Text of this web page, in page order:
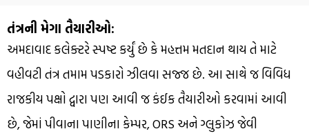
તંત્રની મેગા તૈયારીઓ:
અમદાવાદ કલેક્ટરે સ્પષ્ટ કર્યું છે કે મહત્તમ મતદાન થાય તે માટે
વહીવટી તંત્ર તમામ પડકારો ઝીલવા સજ્જ છે. આ સાથે જ વિવિધ
રાજકીય પક્ષો દ્વારા પણ આવી જ કંઈક તૈયારીઓ કરવામાં આવી
છે, જેમાં પીવાના પાણીના કેમ્પર, ORS અને ગ્લુકોઝ જેવી